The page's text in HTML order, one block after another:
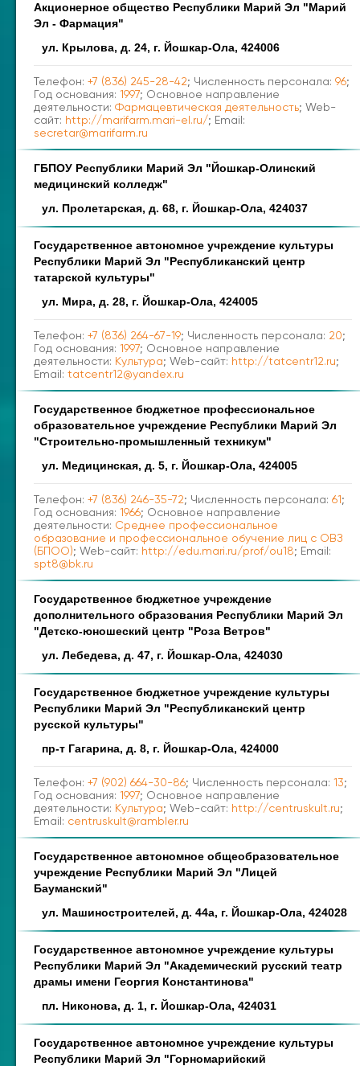
Наименование Адрес
Акционерное общество Республики Марий Эл "Марий
Эл - Фармация"
ул. Крылова, д. 24, г. Йошкар-Ола, 424006
Телефон: +7 (836) 245-28-42; Численность персонала: 96;
Год основания: 1997; Основное направление
деятельности: Фармацевтическая деятельность; Web-
сайт: http://marifarm.mari-el.ru/; Email:
secretar@marifarm.ru
ГБПОУ Республики Марий Эл "Йошкар-Олинский
медицинский колледж"
ул. Пролетарская, д. 68, г. Йошкар-Ола, 424037
Государственное автономное учреждение культуры
Республики Марий Эл "Республиканский центр
татарской культуры"
ул. Мира, д. 28, г. Йошкар-Ола, 424005
Телефон: +7 (836) 264-67-19; Численность персонала: 20;
Год основания: 1997; Основное направление
деятельности: Культура; Web-сайт: http://tatcentr12.ru;
Email: tatcentr12@yandex.ru
Государственное бюджетное профессиональное
образовательное учреждение Республики Марий Эл
"Строительно-промышленный техникум"
ул. Медицинская, д. 5, г. Йошкар-Ола, 424005
Телефон: +7 (836) 246-35-72; Численность персонала: 61;
Год основания: 1966; Основное направление
деятельности: Среднее профессиональное
образование и профессиональное обучение лиц с ОВЗ
(БПОО); Web-сайт: http://edu.mari.ru/prof/ou18; Email:
spt8@bk.ru
Государственное бюджетное учреждение
дополнительного образования Республики Марий Эл
"Детско-юношеский центр "Роза Ветров"
ул. Лебедева, д. 47, г. Йошкар-Ола, 424030
Государственное бюджетное учреждение культуры
Республики Марий Эл "Республиканский центр
русской культуры"
пр-т Гагарина, д. 8, г. Йошкар-Ола, 424000
Телефон: +7 (902) 664-30-86; Численность персонала: 13;
Год основания: 1997; Основное направление
деятельности: Культура; Web-сайт: http://centruskult.ru;
Email: centruskult@rambler.ru
Государственное автономное общеобразовательное
учреждение Республики Марий Эл "Лицей
Бауманский"
ул. Машиностроителей, д. 44а, г. Йошкар-Ола, 424028
Государственное автономное учреждение культуры
Республики Марий Эл "Академический русский театр
драмы имени Георгия Константинова"
пл. Никонова, д. 1, г. Йошкар-Ола, 424031
Государственное автономное учреждение культуры
Республики Марий Эл "Горномарийский